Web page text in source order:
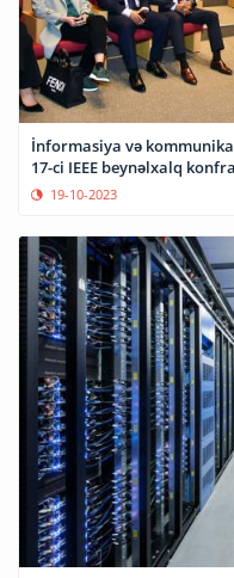
İnformasiya və
17-ci IEEE beynəlxalq
19-10-2023